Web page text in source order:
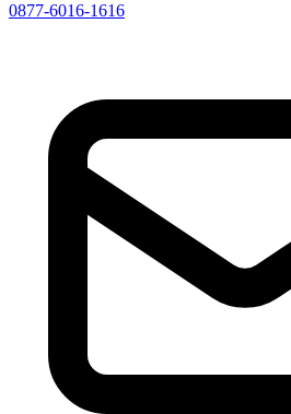
0877-6016-1616